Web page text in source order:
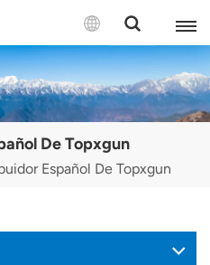
De Topxgun
Español De Topxgun